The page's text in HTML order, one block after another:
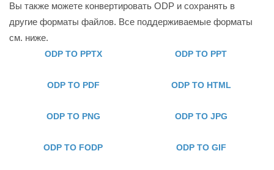
Вы также можете конвертировать ODP и сохранять в
другие форматы файлов. Все поддерживаемые форматы
см. ниже.
ODP TO PPTX ODP TO PPT
ODP TO PDF ODP TO HTML
ODP TO PNG ODP TO JPG
ODP TO FODP ODP TO GIF